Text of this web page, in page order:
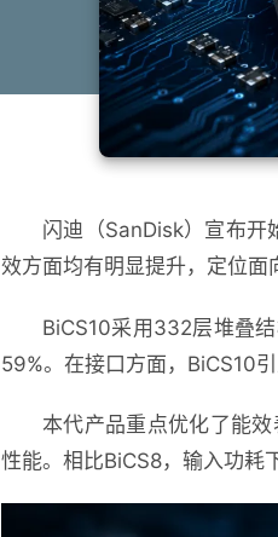
闪迪（SanDisk）宣布开
效方面均有明显提升，定位面
BiCS10采用332层堆叠
59%。在接口方面，BiCS10
本代产品重点优化了能
性能。相比BiCS8，输入功耗